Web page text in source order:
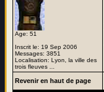
Age: 51
Inscrit le: 19 Sep 2006
Messages: 3851
Localisation: Lyon, la ville des
trois fleuves ...
Revenir en haut de page